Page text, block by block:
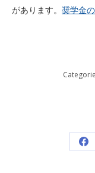
があります。 奨学金